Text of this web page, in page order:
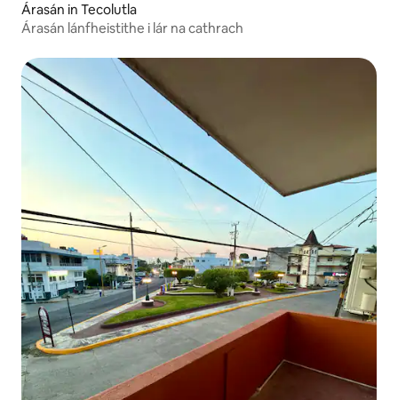
Árasán in Tecolutla
Árasán lánfheistithe i lár na cathrach